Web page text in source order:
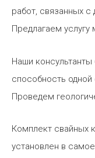
работ, связанных с
Предлагаем
Наши
способность
Проведем
Комплект свайных
установлен в